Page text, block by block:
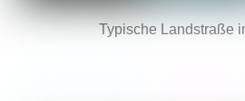
Typische Landstraße